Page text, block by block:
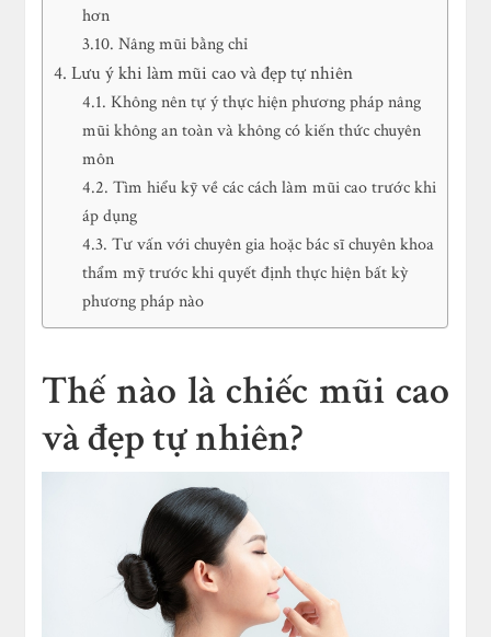
hơn
Nâng mũi bằng chỉ
Lưu ý khi làm mũi cao và đẹp tự nhiên
Không nên tự ý thực hiện phương pháp nâng
mũi không an toàn và không có kiến thức chuyên
môn
Tìm hiểu kỹ về các cách làm mũi cao trước khi
áp dụng
Tư vấn với chuyên gia hoặc bác sĩ chuyên khoa
thẩm mỹ trước khi quyết định thực hiện bất kỳ
phương pháp nào
Thế nào là chiếc mũi cao
và đẹp tự nhiên?